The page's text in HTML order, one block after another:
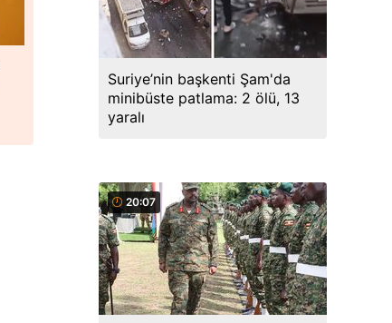
Suriye’nin başkenti Şam'da
minibüste patlama: 2 ölü, 13
yaralı
20:07